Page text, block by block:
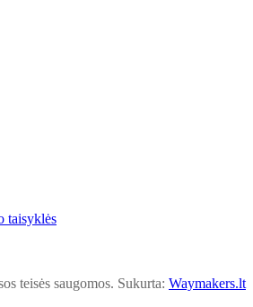
taisyklės
teisės saugomos. Sukurta: Waymakers.lt